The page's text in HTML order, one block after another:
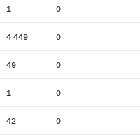
1 0
4 449 0
49 0
1 0
42 0